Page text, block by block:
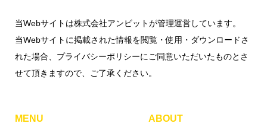
当Webサイトは株式会社アンビットが管理運営しています。
当Webサイトに掲載された情報を閲覧・使用・ダウンロードさ
れた場合、プライバシーポリシーにご同意いただいたものとさ
せて頂きますので、ご了承ください。
MENU ABOUT